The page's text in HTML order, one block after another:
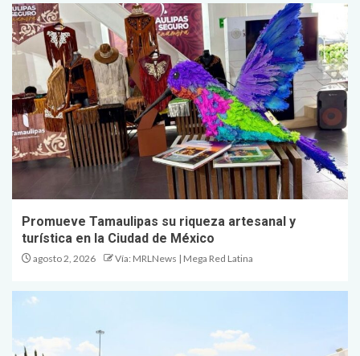
Promueve Tamaulipas su riqueza artesanal y
turística en la Ciudad de México
agosto 2, 2026 Vía: MRLNews | Mega Red Latina